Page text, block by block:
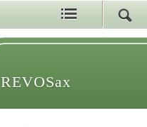
REVOSax